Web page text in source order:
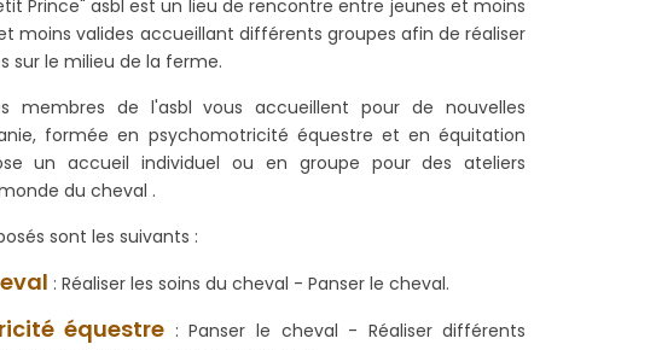
Prince" asbl est un lieu de rencontre entre jeunes et moins
moins valides accueillant différents groupes afin de réaliser
sur le milieu de la ferme.
membres de l'asbl vous accueillent pour de nouvelles
formée en psychomotricité équestre et en équitation
un accueil individuel ou en groupe pour des ateliers
du cheval .
sont les suivants :
: Réaliser les soins du cheval - Panser le cheval.
équestre : Panser le cheval - Réaliser différents